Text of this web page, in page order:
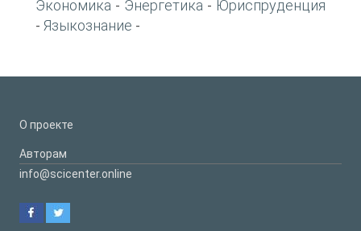
Экономика - Энергетика - Юриспруденция
- Языкознание -
О проекте
Авторам
info@scicenter.online